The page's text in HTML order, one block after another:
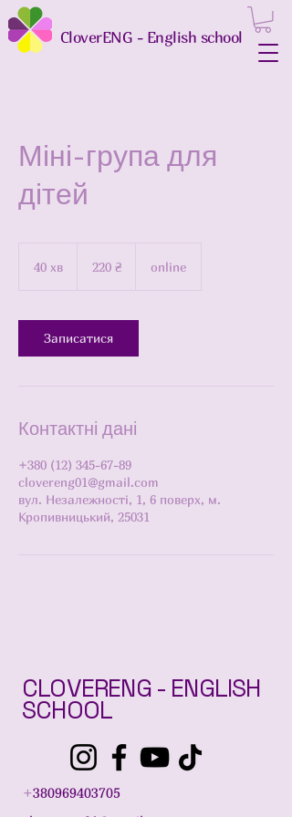
CloverENG - English school
Міні-група для
дітей
40 хв
в
гривень
220 ₴ online
Записатися
Контактні дані
+380 (12) 345-67-89
clovereng01@gmail.com
вул. Незалежності, 1, 6 поверх, м.
Кропивницький, 25031
CLOVERENG - ENGLISH
SCHOOL
+380969403705